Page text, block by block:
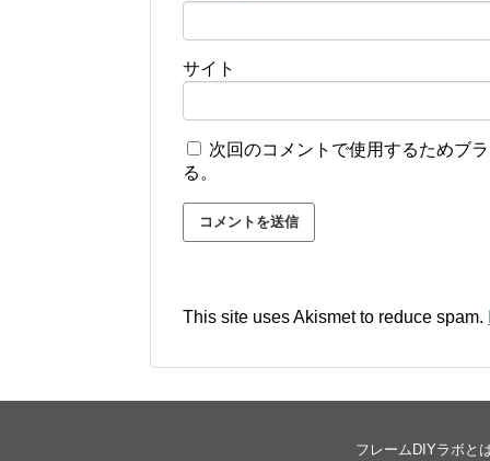
サイト
次回のコメントで使用するためブ
る。
This site uses Akismet to reduce spam.
フレームDIYラボと